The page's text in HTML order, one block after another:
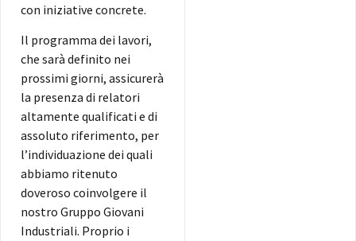
con iniziative concrete.
Il programma dei lavori,
che sarà definito nei
prossimi giorni, assicurerà
la presenza di relatori
altamente qualificati e di
assoluto riferimento, per
l’individuazione dei quali
abbiamo ritenuto
doveroso coinvolgere il
nostro Gruppo Giovani
Industriali. Proprio i